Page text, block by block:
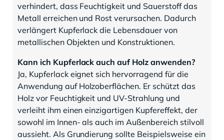
verhindert, dass Feuchtigkeit und Sauerstoff das
Metall erreichen und Rost verursachen. Dadurch
verlängert Kupferlack die Lebensdauer von
metallischen Objekten und Konstruktionen.
Kann ich Kupferlack auch auf Holz anwenden?
Ja, Kupferlack eignet sich hervorragend für die
Anwendung auf Holzoberflächen. Er schützt das
Holz vor Feuchtigkeit und UV-Strahlung und
verleiht ihm einen einzigartigen Kupfereffekt, der
sowohl im Innen- als auch im Außenbereich stilvoll
aussieht. Als Grundierung sollte Beispielsweise ein